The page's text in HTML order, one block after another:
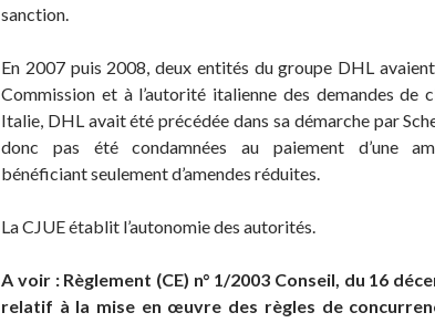
sanction.
En 2007 puis 2008, deux entités du groupe DHL
Commission et à l’autorité italienne des demandes de
Italie, DHL avait été précédée dans sa démarche par
donc pas été condamnées au paiement d’une
bénéficiant seulement d’amendes réduites.
La CJUE établit l’autonomie des autorités.
A voir : Règlement (CE) n° 1/2003 Conseil, du 16
relatif à la mise en œuvre des règles de